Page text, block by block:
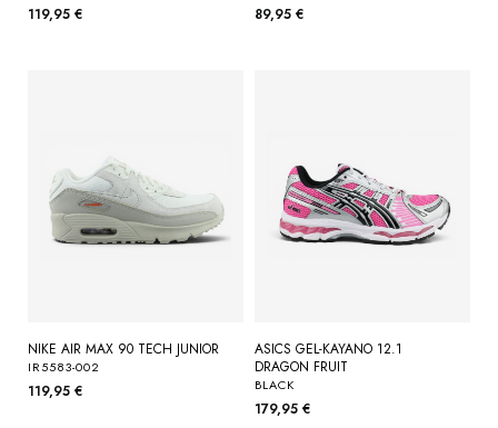
119,95 € 89,95 €
NIKE AIR MAX 90 TECH JUNIOR
IR5583-002
119,95 €
ASICS GEL-KAYANO 12.1
DRAGON FRUIT
BLACK
179,95 €